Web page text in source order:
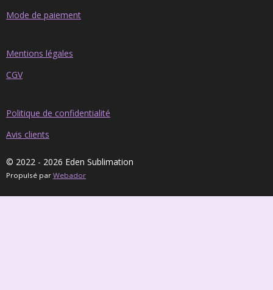
Mode de paiement
Mentions légales
CGV
Politique de confidentialité
Avis clients
© 2022 - 2026 Eden Sublimation
Propulsé par Webador